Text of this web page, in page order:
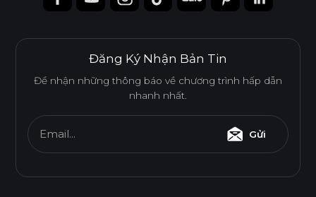
Đăng Ký Nhận Bản Tin
Để nhận những thông báo về chương trình hấp dẫn
nhanh nhất.
Email... Gửi